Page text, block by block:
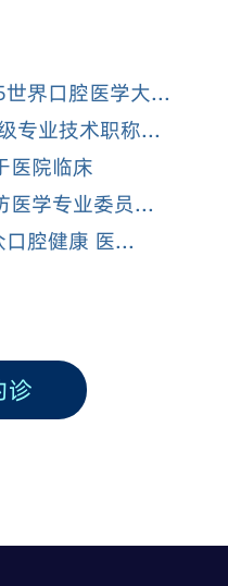
界口腔医学大...
专业技术职称...
医院临床
医学专业委员...
口腔健康 医...
诊